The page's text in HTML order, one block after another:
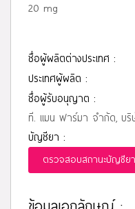
20 mg
ชื่อผู้ผลิตต่างประเทศ :
ประเทศผู้ผลิต :
ชื่อผู้รับอนุญาต :
ที. แมน ฟาร์มา จำกัด, บริ
บัญชียา :
ตรวจสอบสถานะบัญชีย